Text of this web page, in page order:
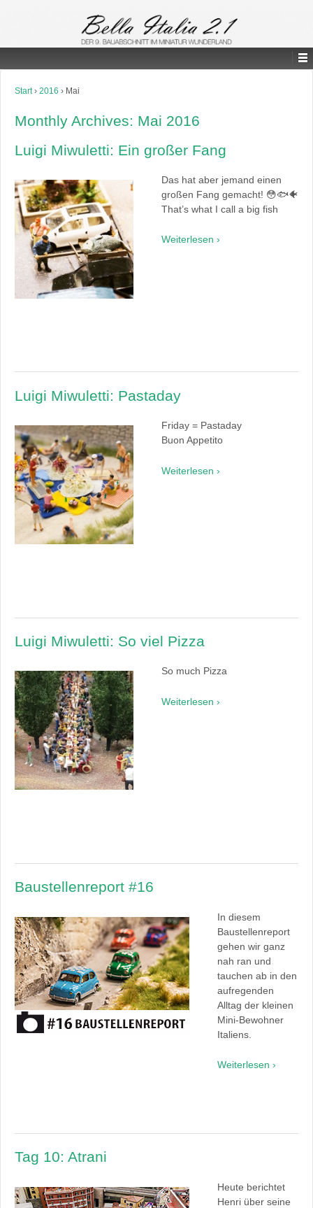
Start › 2016 › Mai
Monthly Archives: Mai 2016
Luigi Miwuletti: Ein großer Fang
Das hat aber jemand einen
großen Fang gemacht! 😳🐟🐠
That’s what I call a big fish
Weiterlesen ›
Luigi Miwuletti: Pastaday
Friday = Pastaday
Buon Appetito
Weiterlesen ›
Luigi Miwuletti: So viel Pizza
So much Pizza
Weiterlesen ›
Baustellenreport #16
In diesem
Baustellenreport
gehen wir ganz
nah ran und
tauchen ab in den
aufregenden
Alltag der kleinen
Mini-Bewohner
Italiens.
Weiterlesen ›
Tag 10: Atrani
Heute berichtet
Henri über seine